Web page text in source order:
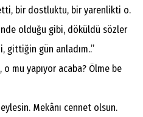
dostluktu, bir yarenlikti o.
olduğu gibi, döküldü sözler
gittiğin gün anladım..”
yapıyor acaba? Ölme be
Mekânı cennet olsun.